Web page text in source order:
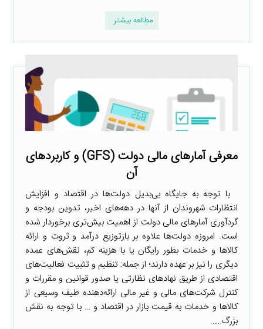
مطالعه بیشتر
معرفی آمارهای مالی دولت (GFS) و کاربردهای
آن
با توجه به جایگاه بی‌بدیل دولت‌ها در اقتصاد و افزایش
انتظارات شهروندان از آنها در دهه‌های اخیر، تدوین بودجه و
گردآوری آمارهای مالی دولت از اهمیت بیش‌تری برخوردار شده
است. امروزه دولت‌ها علاوه بر بازتوزیع درآمد و ثروت و ارائه
کالاها و خدمات بطور رایگان یا با هزینه کم، نقش‌های عمده
دیگری را نیز بر عهده دارند؛ از جمله: تنظیم و تثبیت فعالیت‌های
اقتصادی از طریق نهادهای نظارتی یا صدور قوانین و مقررات و
کنترل شرکت‌های مالی و غیر مالی ارائه‌دهنده طیف وسیعی از
کالاها و خدمات به قیمت بازار در اقتصاد و … با توجه به نقش
بزرگ ...